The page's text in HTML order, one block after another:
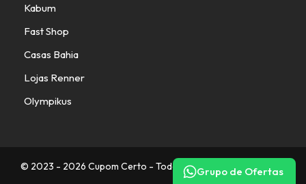
Grupo de Ofertas
Kabum
Fast Shop
Casas Bahia
Lojas Renner
Olympikus
© 2023 - 2026 Cupom Certo - Todos os direitos reservados.